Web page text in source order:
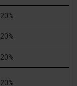
20%
20%
20%
20%